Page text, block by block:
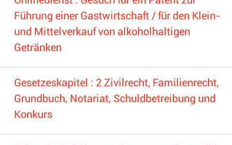
Führung einer Gastwirtschaft / für den Klein-
und Mittelverkauf von alkoholhaltigen
Getränken
Gesetzeskapitel : 2 Zivilrecht, Familienrecht,
Grundbuch, Notariat, Schuldbetreibung und
Konkurs